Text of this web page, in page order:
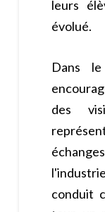
leurs
évolué.
Dans
des
conduit